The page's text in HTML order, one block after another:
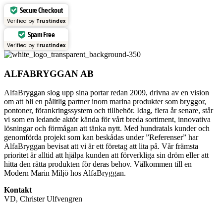
Secure Checkout
Verified by Trustindex
Spam Free
Verified by Trustindex
ALFABRYGGAN AB
AlfaBryggan slog upp sina portar redan 2009, drivna av en vision
om att bli en pålitlig partner inom marina produkter som bryggor,
pontoner, förankringssystem och tillbehör. Idag, flera år senare, står
vi som en ledande aktör kända för vårt breda sortiment, innovativa
lösningar och förmågan att tänka nytt. Med hundratals kunder och
genomförda projekt som kan beskådas under ”Referenser” har
AlfaBryggan bevisat att vi är ett företag att lita på. Vår främsta
prioritet är alltid att hjälpa kunden att förverkliga sin dröm eller att
hitta den rätta produkten för deras behov. Välkommen till en
Modern Marin Miljö hos AlfaBryggan.
Kontakt
VD, Christer Ulfvengren